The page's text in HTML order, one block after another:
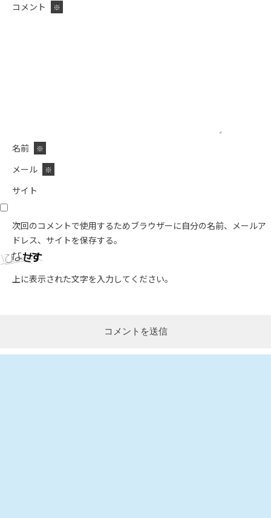
コメント
※
名前 ※
メール ※
サイト
次回のコメントで使用するためブラウザーに自分の名前、メールア
ドレス、サイトを保存する。
上に表示された文字を入力してください。